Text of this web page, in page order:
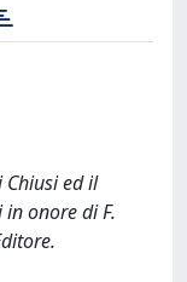
Chiusi ed il
onore di F.